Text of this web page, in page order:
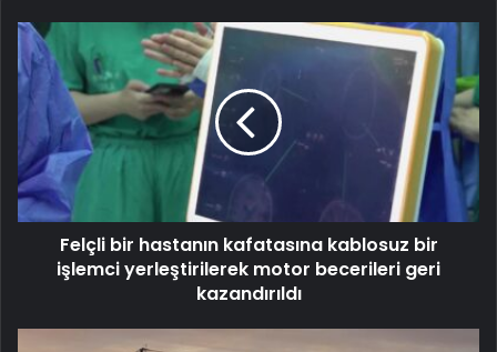
Felçli bir hastanın kafatasına kablosuz bir
işlemci yerleştirilerek motor becerileri geri
kazandırıldı